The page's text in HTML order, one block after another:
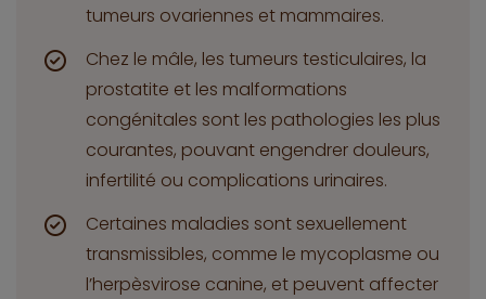
tumeurs ovariennes et mammaires.
Chez le mâle, les tumeurs testiculaires, la
prostatite et les malformations
congénitales sont les pathologies les plus
courantes, pouvant engendrer douleurs,
infertilité ou complications urinaires.
Certaines maladies sont sexuellement
transmissibles, comme le mycoplasme ou
l’herpèsvirose canine, et peuvent affecter